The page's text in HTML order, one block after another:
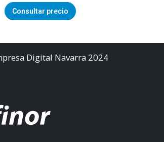
Consultar precio
Digital Navarra 2024